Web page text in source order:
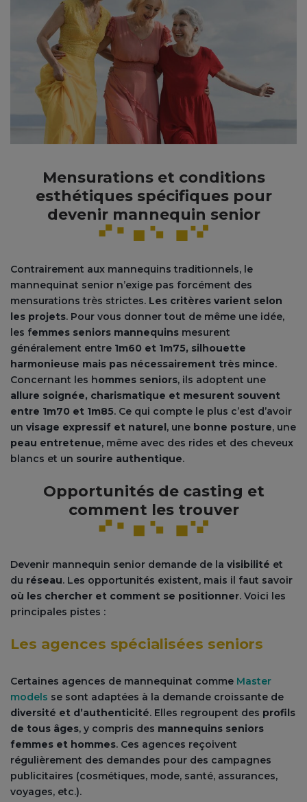
Mensurations et conditions
esthétiques spécifiques pour
devenir mannequin senior
Contrairement aux mannequins traditionnels, le
mannequinat senior n’exige pas forcément des
mensurations très strictes. Les critères varient selon
les projets. Pour vous donner tout de même une idée,
les femmes seniors mannequins mesurent
généralement entre 1m60 et 1m75, silhouette
harmonieuse mais pas nécessairement très mince.
Concernant les hommes seniors, ils adoptent une
allure soignée, charismatique et mesurent souvent
entre 1m70 et 1m85. Ce qui compte le plus c’est d’avoir
un visage expressif et naturel, une bonne posture, une
peau entretenue, même avec des rides et des cheveux
blancs et un sourire authentique.
Opportunités de casting et
comment les trouver
Devenir mannequin senior demande de la visibilité et
du réseau. Les opportunités existent, mais il faut savoir
où les chercher et comment se positionner. Voici les
principales pistes :
Les agences spécialisées seniors
Certaines agences de mannequinat comme Master
models se sont adaptées à la demande croissante de
diversité et d’authenticité. Elles regroupent des profils
de tous âges, y compris des mannequins seniors
femmes et hommes. Ces agences reçoivent
régulièrement des demandes pour des campagnes
publicitaires (cosmétiques, mode, santé, assurances,
voyages, etc.).